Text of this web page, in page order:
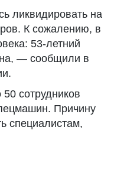
ликвидировать на
К сожалению, в
53-летний
— сообщили в
сотрудников
Причину
специалистам,